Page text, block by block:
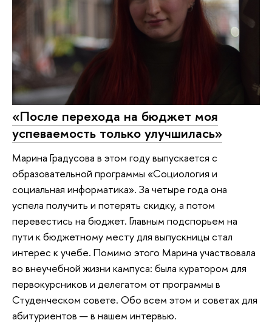
«После перехода на бюджет моя
успеваемость только улучшилась»
Марина Градусова в этом году выпускается с
образовательной программы «Социология и
социальная информатика». За четыре года она
успела получить и потерять скидку, а потом
перевестись на бюджет. Главным подспорьем на
пути к бюджетному месту для выпускницы стал
интерес к учебе. Помимо этого Марина участвовала
во внеучебной жизни кампуса: была куратором для
первокурсников и делегатом от программы в
Студенческом совете. Обо всем этом и советах для
абитуриентов — в нашем интервью.